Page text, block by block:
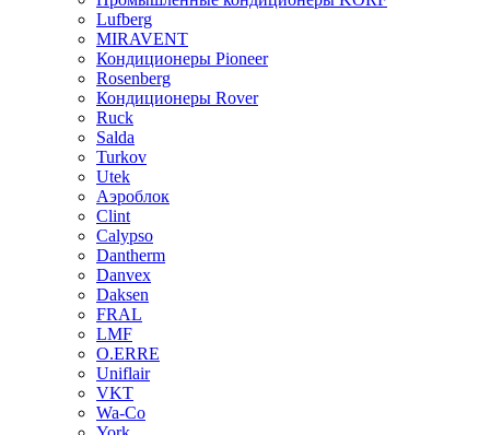
Lufberg
MIRAVENT
Кондиционеры Pioneer
Rosenberg
Кондиционеры Rover
Ruck
Salda
Turkov
Utek
Аэроблок
Clint
Calypso
Dantherm
Danvex
Daksen
FRAL
LMF
O.ERRE
Uniflair
VKT
Wa-Co